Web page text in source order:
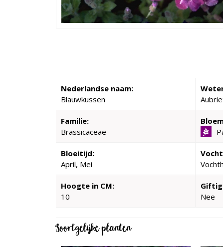
Nederlandse naam:
Blauwkussen
Familie:
Brassicaceae
Bloeitijd:
April, Mei
Hoogte in CM:
10
Nee
Soortgelijke planten